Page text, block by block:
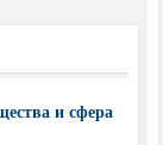
и сфера